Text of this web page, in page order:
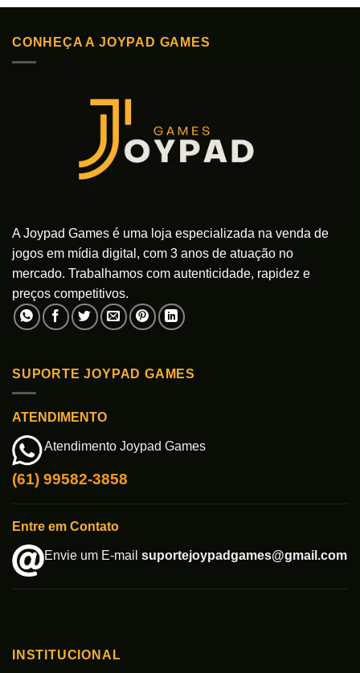
produto
várias
variantes.
produto
várias
ser
escolhidas
na
CONHEÇA A JOYPAD GAMES
A Joypad Games é uma loja especializada na venda de
jogos em mídia digital, com 3 anos de atuação no
mercado. Trabalhamos com autenticidade, rapidez e
preços competitivos.
SUPORTE JOYPAD GAMES
ATENDIMENTO
Atendimento Joypad Games
(61) 99582-3858
Entre em Contato
Envie um E-mail suportejoypadgames@gmail.com
INSTITUCIONAL